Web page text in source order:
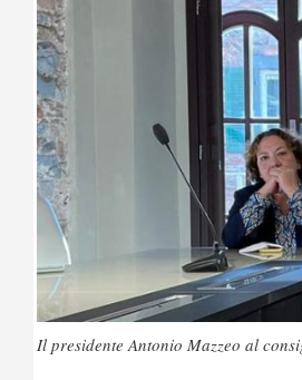
Il presidente Antonio Mazzeo al